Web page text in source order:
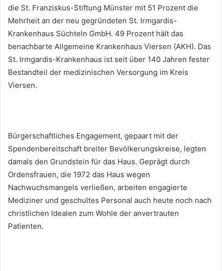
die St. Franziskus-Stiftung Münster mit 51 Prozent die
Mehrheit an der neu gegründeten St. Irmgardis-
Krankenhaus Süchteln GmbH. 49 Prozent hält das
benachbarte Allgemeine Krankenhaus Viersen (AKH). Das
St. Irmgardis-Krankenhaus ist seit über 140 Jahren fester
Bestandteil der medizinischen Versorgung im Kreis
Viersen.
Bürgerschaftliches Engagement, gepaart mit der
Spendenbereitschaft breiter Bevölkerungskreise, legten
damals den Grundstein für das Haus. Geprägt durch
Ordensfrauen, die 1972 das Haus wegen
Nachwuchsmangels verließen, arbeiten engagierte
Mediziner und geschultes Personal auch heute noch nach
christlichen Idealen zum Wohle der anvertrauten
Patienten.